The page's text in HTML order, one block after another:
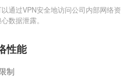
通过VPN安全地访问公司内部网络资
数据泄露。
性能
制